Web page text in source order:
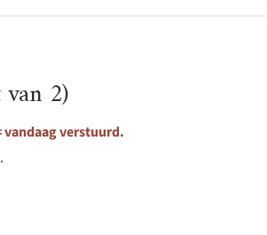
2)
vandaag verstuurd.